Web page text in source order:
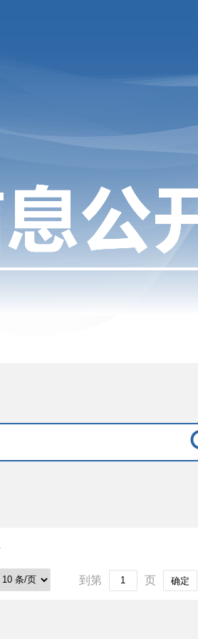
到第 页 确定